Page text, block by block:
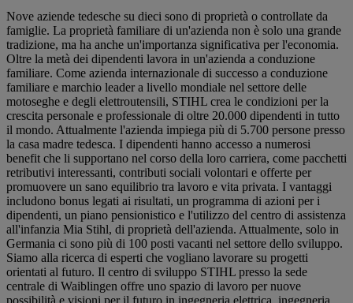
Nove aziende tedesche su dieci sono di proprietà o controllate da
famiglie. La proprietà familiare di un'azienda non è solo una grande
tradizione, ma ha anche un'importanza significativa per l'economia.
Oltre la metà dei dipendenti lavora in un'azienda a conduzione
familiare. Come azienda internazionale di successo a conduzione
familiare e marchio leader a livello mondiale nel settore delle
motoseghe e degli elettroutensili, STIHL crea le condizioni per la
crescita personale e professionale di oltre 20.000 dipendenti in tutto
il mondo. Attualmente l'azienda impiega più di 5.700 persone presso
la casa madre tedesca. I dipendenti hanno accesso a numerosi
benefit che li supportano nel corso della loro carriera, come pacchetti
retributivi interessanti, contributi sociali volontari e offerte per
promuovere un sano equilibrio tra lavoro e vita privata. I vantaggi
includono bonus legati ai risultati, un programma di azioni per i
dipendenti, un piano pensionistico e l'utilizzo del centro di assistenza
all'infanzia Mia Stihl, di proprietà dell'azienda. Attualmente, solo in
Germania ci sono più di 100 posti vacanti nel settore dello sviluppo.
Siamo alla ricerca di esperti che vogliano lavorare su progetti
orientati al futuro. Il centro di sviluppo STIHL presso la sede
centrale di Waiblingen offre uno spazio di lavoro per nuove
possibilità e visioni per il futuro in ingegneria elettrica, ingegneria